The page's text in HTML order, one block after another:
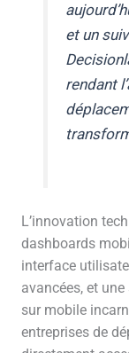
et un
rendant
L’innovation
dashboards
interface
avancées, et
sur mobile
entreprises de